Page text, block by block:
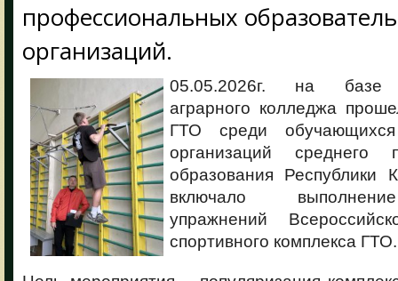
профессиональных
организаций.
05.05.2026г. на базе
аграрного колледжа
ГТО среди обучающихся
организаций среднего
образования Республики
включало
упражнений
спортивного комплекса ГТО.